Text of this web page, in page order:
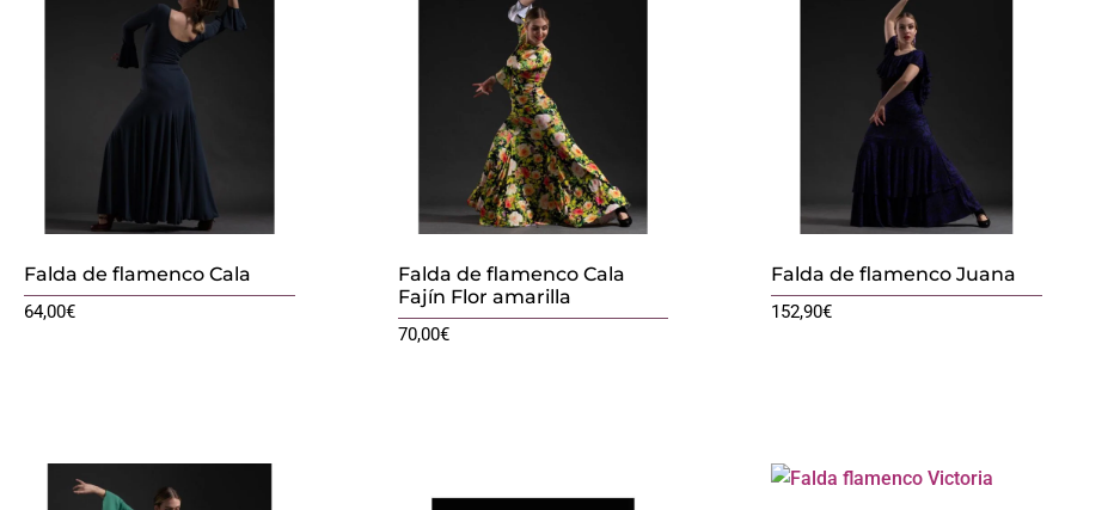
Falda de flamenco Cala
64,00€
Falda de flamenco Cala
Fajín Flor amarilla
70,00€
Falda de flamenco Juana
152,90€